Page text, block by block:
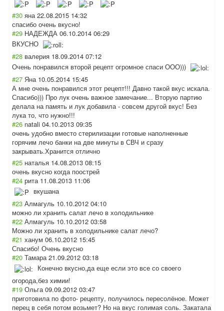
#30 яна 22.08.2015 14:32
спасибо очень вкусно!
#29 НАДЕЖДА 06.10.2014 06:29
ВКУСНО
#28 валерия 18.09.2014 07:12
Очень понравился второй рецепт огромное спаси ООО)))
#27 Яна 10.05.2014 15:45
А мне очень понравился этот рецепт!!! Давно такой вкус искала.
Спасибо))) Про лук очень важное замечание... Вторую партию
делала на память и лук добавила - совсем другой вкус! Без
лука то, что нужно!!!
#26 natali 04.10.2013 09:35
очень удобно вместо стерилизации готовые наполненные
горячим лечо банки на две минуты в СВЧ и сразу
закрывать.Хранится отлично
#25 наталья 14.08.2013 08:15
очень вкусно когда поострей
#24 рита 11.08.2013 11:06
вкушана
#23 Алмагуль 10.10.2012 04:10
можно ли хранить салат лечо в холодильнике
#22 Алмагуль 10.10.2012 03:58
Можно ли хранить в холодильнике салат лечо?
#21 ханум 06.10.2012 15:45
Спасибо! Очень вкусно
#20 Тамара 21.09.2012 03:18
Конечно вкусно,да еще если это все со своего
огорода,без химии!
#19 Ольга 09.09.2012 03:47
приготовила по фото- рецепту, получилось пересолёное. Может
перец в себя потом возьмет? Но на вкус голимая соль. Закатала